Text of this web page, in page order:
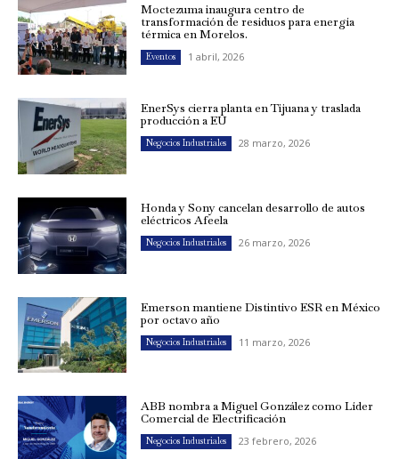
Moctezuma inaugura centro de
transformación de residuos para energía
térmica en Morelos.
Eventos 1 abril, 2026
EnerSys cierra planta en Tijuana y traslada
producción a EU
Negocios Industriales 28 marzo, 2026
Honda y Sony cancelan desarrollo de autos
eléctricos Afeela
Negocios Industriales 26 marzo, 2026
Emerson mantiene Distintivo ESR en México
por octavo año
Negocios Industriales 11 marzo, 2026
ABB nombra a Miguel González como Líder
Comercial de Electrificación
Negocios Industriales 23 febrero, 2026